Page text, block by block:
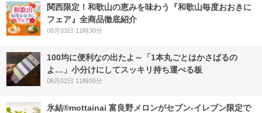
関西限定！和歌山の恵みを味わう『和歌山毎度おおきに
フェア』全商品徹底紹介
08月03日 11時30分
100均に便利なの出たよ～「1本丸ごとはかさばるの
よ…」小分けにしてスッキリ持ち運べる板
08月02日 11時00分
氷結®mottainai 富良野メロンがセブン‐イレブン限定で